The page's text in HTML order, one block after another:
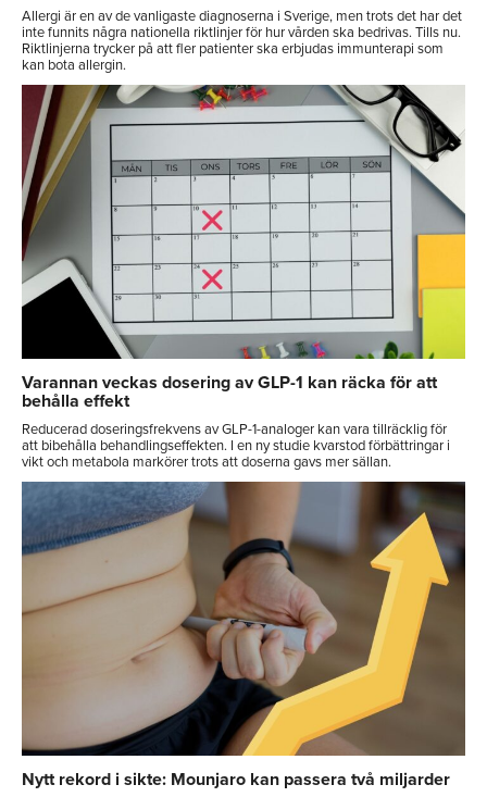
Allergi är en av de vanligaste diagnoserna i Sverige, men trots det har det
inte funnits några nationella riktlinjer för hur vården ska bedrivas. Tills nu.
Riktlinjerna trycker på att fler patienter ska erbjudas immunterapi som
kan bota allergin.
Varannan veckas dosering av GLP-1 kan räcka för att
behålla effekt
Reducerad doseringsfrekvens av GLP-1-analoger kan vara tillräcklig för
att bibehålla behandlingseffekten. I en ny studie kvarstod förbättringar i
vikt och metabola markörer trots att doserna gavs mer sällan.
Nytt rekord i sikte: Mounjaro kan passera två miljarder